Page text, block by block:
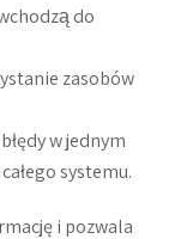
do
zasobów
w jednym
systemu.
i pozwala